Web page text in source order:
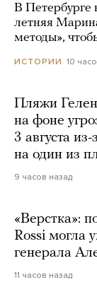
В Петербурге
летняя
методы»,
ИСТОРИИ 10
Пляжи
на фоне
3 августа
на один из
9 часов назад
«Верстка»:
Rossi могла
генерала
11 часов назад